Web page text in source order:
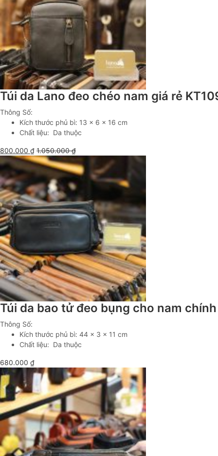
Túi da Lano đeo chéo nam giá rẻ
Thông Số:
Kích thước phủ bì: 13 x 6 x 16 cm
Chất liệu: Da thuộc
800.000 ₫ 1.050.000₫
Túi da bao tử đeo bụng cho nam
Thông Số:
Kích thước phủ bì: 44 x 3 x 11 cm
Chất liệu: Da thuộc
680.000 ₫